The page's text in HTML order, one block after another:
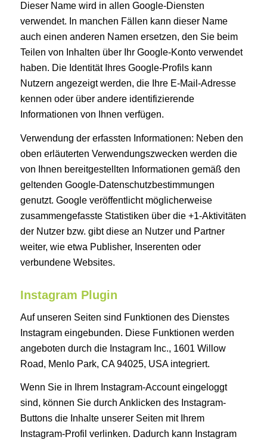
Dieser Name wird in allen Google-Diensten
verwendet. In manchen Fällen kann dieser Name
auch einen anderen Namen ersetzen, den Sie beim
Teilen von Inhalten über Ihr Google-Konto verwendet
haben. Die Identität Ihres Google-Profils kann
Nutzern angezeigt werden, die Ihre E-Mail-Adresse
kennen oder über andere identifizierende
Informationen von Ihnen verfügen.
Verwendung der erfassten Informationen: Neben den
oben erläuterten Verwendungszwecken werden die
von Ihnen bereitgestellten Informationen gemäß den
geltenden Google-Datenschutzbestimmungen
genutzt. Google veröffentlicht möglicherweise
zusammengefasste Statistiken über die +1-Aktivitäten
der Nutzer bzw. gibt diese an Nutzer und Partner
weiter, wie etwa Publisher, Inserenten oder
verbundene Websites.
Instagram Plugin
Auf unseren Seiten sind Funktionen des Dienstes
Instagram eingebunden. Diese Funktionen werden
angeboten durch die Instagram Inc., 1601 Willow
Road, Menlo Park, CA 94025, USA integriert.
Wenn Sie in Ihrem Instagram-Account eingeloggt
sind, können Sie durch Anklicken des Instagram-
Buttons die Inhalte unserer Seiten mit Ihrem
Instagram-Profil verlinken. Dadurch kann Instagram